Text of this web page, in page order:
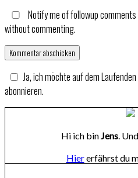
Notify me of followup comments
without commenting.
Ja, ich möchte auf dem
abonnieren.
Hi ich binJens.
Hiererfährst du